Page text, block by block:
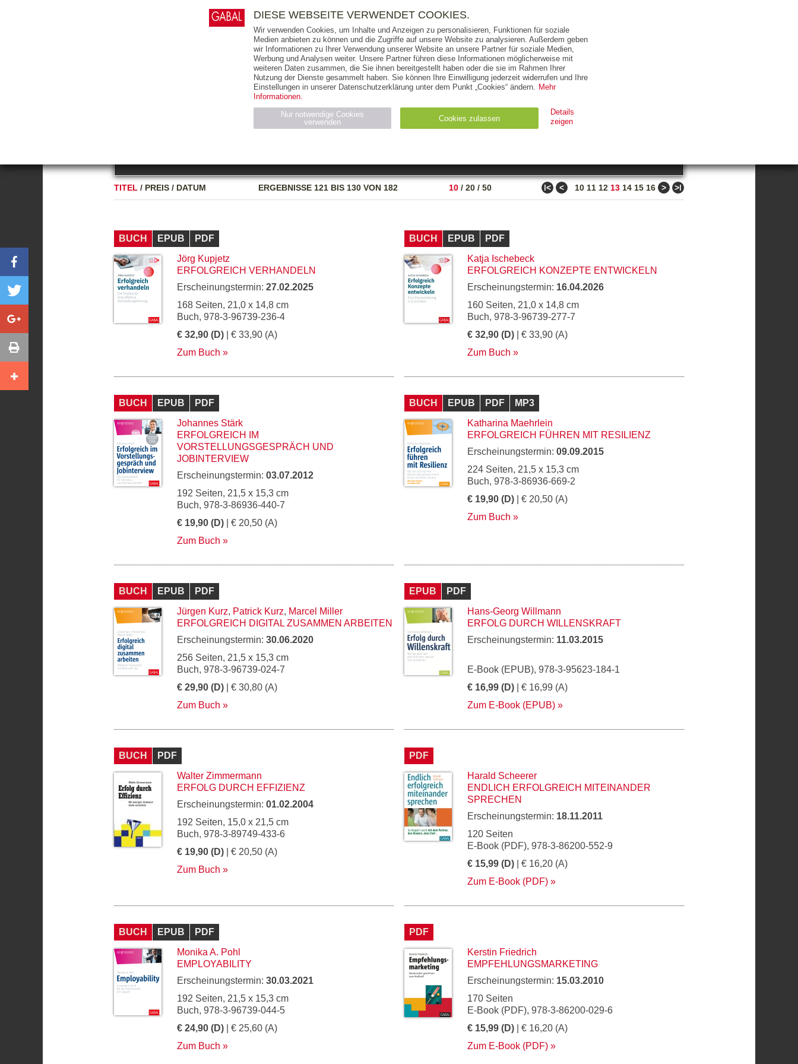
AUSGABEART AUS DER REIHE ZUM THEMA
TITEL / PREIS / DATUM ERGEBNISSE121 BIS 130 VON 182 10 / 20 / 50 ǀ< < 10 11 12 13 14 15 16 > >ǀ
BUCH EPUB
PDF
Jörg Kupjetz
ERFOLGREICH VERHANDELN
Erscheinungstermin: 27.02.2025
168 Seiten, 21,0 x 14,8 cm
Buch, 978-3-96739-236-4
€ 32,90 (D) | € 33,90 (A)
Zum Buch
BUCH EPUB
PDF
Katja Ischebeck
ERFOLGREICH KONZEPTE ENTWICKELN
Erscheinungstermin: 16.04.2026
160 Seiten, 21,0 x 14,8 cm
Buch, 978-3-96739-277-7
€ 32,90 (D) | € 33,90 (A)
Zum Buch
BUCH EPUB
PDF
Johannes Stärk
ERFOLGREICH IM
VORSTELLUNGSGESPRÄCH UND
JOBINTERVIEW
Erscheinungstermin: 03.07.2012
192 Seiten, 21,5 x 15,3 cm
Buch, 978-3-86936-440-7
€ 19,90 (D) | € 20,50 (A)
Zum Buch
BUCH EPUB PDF
MP3
Katharina Maehrlein
ERFOLGREICH FÜHREN MIT RESILIENZ
Erscheinungstermin: 09.09.2015
224 Seiten, 21,5 x 15,3 cm
Buch, 978-3-86936-669-2
€ 19,90 (D) | € 20,50 (A)
Zum Buch
BUCH EPUB
PDF
Jürgen Kurz, Patrick Kurz, Marcel Miller
ERFOLGREICH DIGITAL ZUSAMMEN ARBEITEN
Erscheinungstermin: 30.06.2020
256 Seiten, 21,5 x 15,3 cm
Buch, 978-3-96739-024-7
€ 29,90 (D) | € 30,80 (A)
Zum Buch
EPUB
PDF
Hans-Georg Willmann
ERFOLG DURCH WILLENSKRAFT
Erscheinungstermin: 11.03.2015
E-Book (EPUB), 978-3-95623-184-1
€ 16,99 (D) | € 16,99 (A)
Zum E-Book (EPUB)
BUCH
PDF
Walter Zimmermann
ERFOLG DURCH EFFIZIENZ
Erscheinungstermin: 01.02.2004
192 Seiten, 15,0 x 21,5 cm
Buch, 978-3-89749-433-6
€ 19,90 (D) | € 20,50 (A)
Zum Buch
PDF
Harald Scheerer
ENDLICH ERFOLGREICH MITEINANDER
SPRECHEN
Erscheinungstermin: 18.11.2011
120 Seiten
E-Book (PDF), 978-3-86200-552-9
€ 15,99 (D) | € 16,20 (A)
Zum E-Book (PDF)
BUCH EPUB
PDF
Monika A. Pohl
EMPLOYABILITY
Erscheinungstermin: 30.03.2021
192 Seiten, 21,5 x 15,3 cm
Buch, 978-3-96739-044-5
€ 24,90 (D) | € 25,60 (A)
Zum Buch
PDF
Kerstin Friedrich
EMPFEHLUNGSMARKETING
Erscheinungstermin: 15.03.2010
170 Seiten
E-Book (PDF), 978-3-86200-029-6
€ 15,99 (D) | € 16,20 (A)
Zum E-Book (PDF)
E-BOOKS AUDIO-CDS MP3 NON-BOOKS
THEMEN AUTOREN VERLAG
RIGHTS PRESSE HANDEL FÜR UNTERNEHMEN
DIESE WEBSEITE VERWENDET COOKIES.
Wir verwenden Cookies, um Inhalte und Anzeigen zu personalisieren, Funktionen für soziale
Medien anbieten zu können und die Zugriffe auf unsere Website zu analysieren. Außerdem geben
wir Informationen zu Ihrer Verwendung unserer Website an unsere Partner für soziale Medien,
Werbung und Analysen weiter. Unsere Partner führen diese Informationen möglicherweise mit
weiteren Daten zusammen, die Sie ihnen bereitgestellt haben oder die sie im Rahmen Ihrer
Nutzung der Dienste gesammelt haben. Sie können Ihre Einwilligung jederzeit widerrufen und Ihre
Einstellungen in unserer Datenschutzerklärung unter dem Punkt „Cookies“ ändern. Mehr
Informationen.
Nur notwendige Cookies
verwenden
Cookies zulassen
Details
zeigen
Name Anbieter Zweck Ablauf
Typ
CMS_SESSION_ID
gabal-
Wird für die Speicherung der Benutzer-Session verwendet Session HTTP